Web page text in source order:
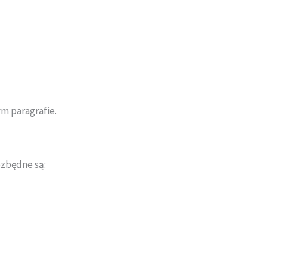
paragrafie.
są: